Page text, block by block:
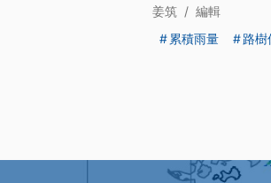
姜筑 / 編輯
累積雨量
路樹